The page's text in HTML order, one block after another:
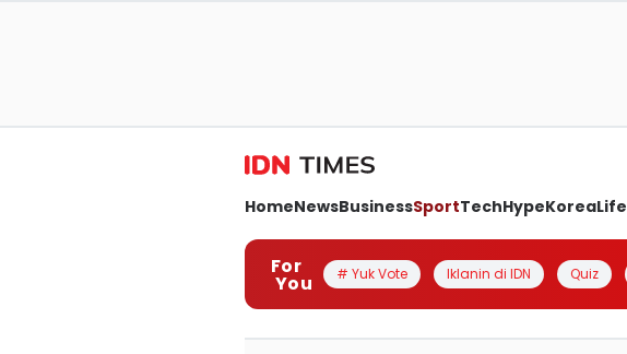
HomeNewsBusinessSportTechHypeKoreaLife
For
You # Yuk Vote Iklanin di IDN Quiz